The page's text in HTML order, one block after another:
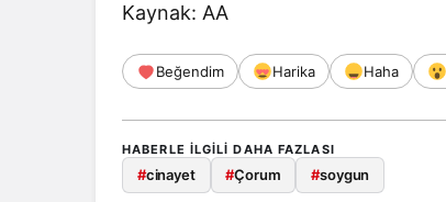
Kaynak: AA
Beğendim Harika Haha
HABERLE ILGILI DAHA FAZLASI
#cinayet #Çorum #soygun